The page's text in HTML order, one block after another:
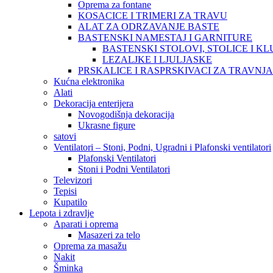
Oprema za fontane
KOSACICE I TRIMERI ZA TRAVU
ALAT ZA ODRZAVANJE BASTE
BASTENSKI NAMESTAJ I GARNITURE
BASTENSKI STOLOVI, STOLICE I
LEZALJKE I LJULJASKE
PRSKALICE I RASPRSKIVACI ZA
Kućna elektronika
Alati
Dekoracija enterijera
Novogodišnja dekoracija
Ukrasne figure
satovi
Ventilatori – Stoni, Podni, Ugradni i Plafonski ventilatori
Plafonski Ventilatori
Stoni i Podni Ventilatori
Televizori
Tepisi
Kupatilo
Lepota i zdravlje
Aparati i oprema
Masazeri za telo
Oprema za masažu
Nakit
Šminka